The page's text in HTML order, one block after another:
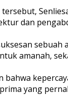
dan
amanah,
bahwa
yang